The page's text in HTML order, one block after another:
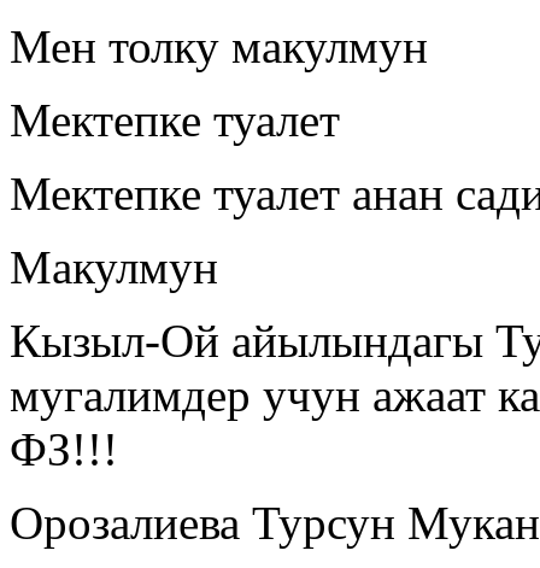
Мен толку макулмун
Мектепке туалет
Мектепке туалет анан
Макулмун
Кызыл-Ой айылындагы
мугалимдер учун ажаат
ФЗ!!!
Орозалиева Турсун